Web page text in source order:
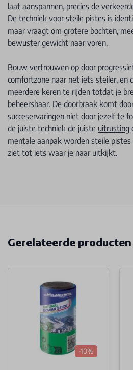
laat aanspannen, precies de
De techniek voor steile pistes is
maar vraagt om grotere bochten,
bewuster gewicht naar voren.
Bouw vertrouwen op door
comfortzone naar net iets steiler, en
meerdere keren te rijden totdat je
beheersbaar. De doorbraak komt
succeservaringen niet door jezelf te
de juiste techniek de juiste uitrusting
mentale aanpak worden steile
ziet tot iets waar je naar uitkijkt.
Gerelateerde producten
-10%